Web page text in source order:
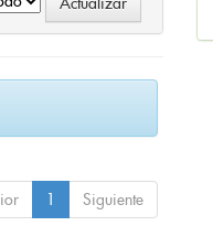
1 Siguiente